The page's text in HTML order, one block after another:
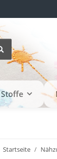
Stoffe
Startseite